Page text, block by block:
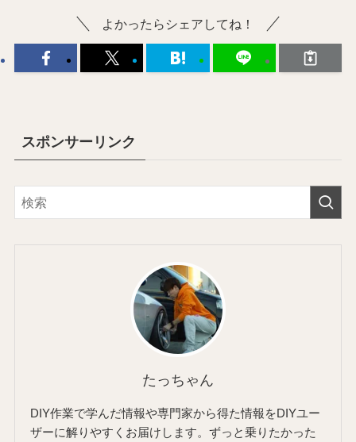
よかったらシェアしてね！
スポンサーリンク
たっちゃん
DIY作業で学んだ情報や専門家から得た情報をDIYユー
ザーに解りやすくお届けします。ずっと乗りたかった